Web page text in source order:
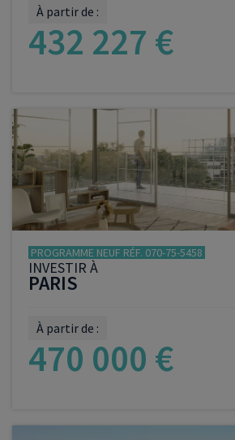
À partir de :
432 227 €
VOIR LE PROGRAMME
PROGRAMME NEUF RÉF. 070-75-5458
INVESTIR À
PARIS
À partir de :
470 000 €